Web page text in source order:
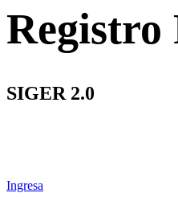
Registro
SIGER 2.0
Ingresa